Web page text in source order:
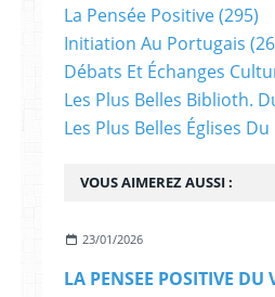
VOUS AIMEREZ AUSSI :
23/01/2026
LA PENSEE POSITIVE DU
La Pensée Positive(295)
Initiation Au Portugais
Débats Et Échanges
Les Plus Belles Biblioth.
Les Plus Belles Églises